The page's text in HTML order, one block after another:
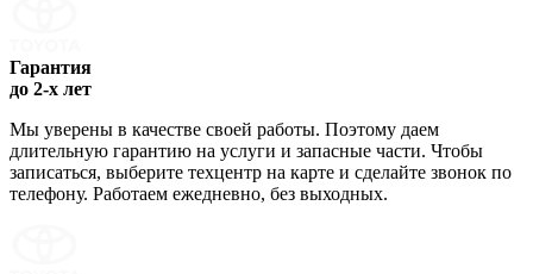
Гарантия
до 2-х лет
Мы уверены в качестве своей работы. Поэтому даем
длительную гарантию на услуги и запасные части. Чтобы
записаться, выберите техцентр на карте и сделайте звонок по
телефону. Работаем ежедневно, без выходных.